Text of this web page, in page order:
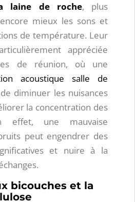
laine de roche, plus
mieux les sons et
de température. Leur
appréciée
de réunion, où une
acoustique salle de
diminuer les nuisances
la concentration des
effet, une mauvaise
peut engendrer des
et nuire à la
bicouches et la